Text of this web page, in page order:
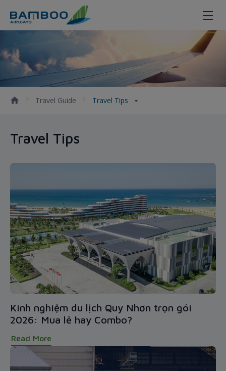
Travel Tips - Bamboo Airways
Travel Guide Travel Tips
Travel Tips
Kinh nghiệm du lịch Quy Nhơn trọn gói
2026: Mua lẻ hay Combo?
Read More